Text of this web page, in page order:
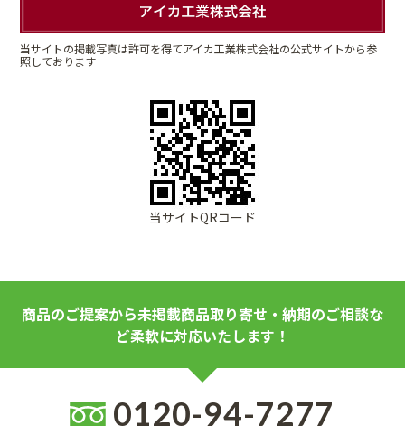
当サイトの掲載写真は許可を得てアイカ工業株式会社の公式サイトから参
照しております
当サイトQRコード
商品のご提案から未掲載商品取り寄せ・納期のご相談な
ど柔軟に対応いたします！
0120-94-7277